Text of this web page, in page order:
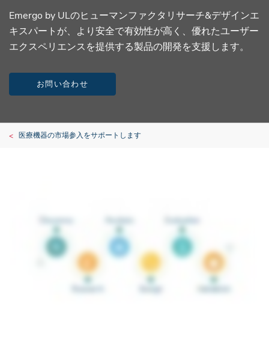
Emergo by ULのヒューマンファクタリサーチ&デザインエ
キスパートが、より安全で有効性が高く、優れたユーザー
エクスペリエンスを提供する製品の開発を支援します。
お問い合わせ
医療機器の市場参入をサポートします